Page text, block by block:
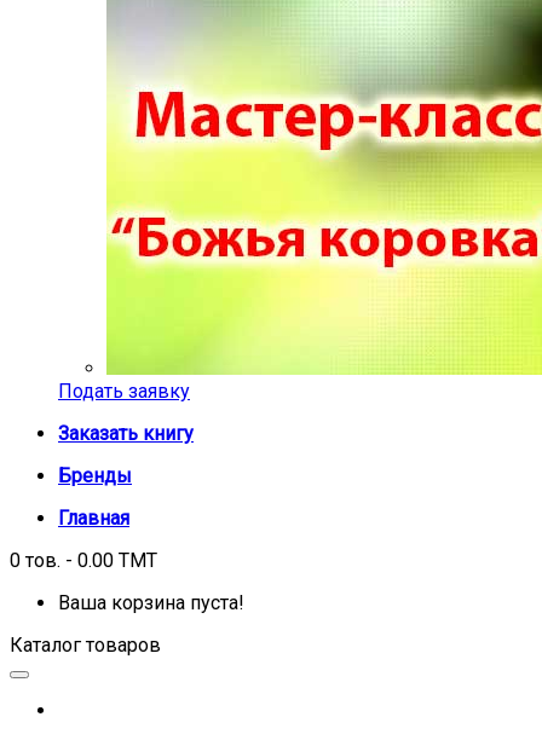
Подать заявку
Заказать книгу
Бренды
Главная
0 тов. - 0.00 TMT
Ваша корзина пуста!
Каталог товаров